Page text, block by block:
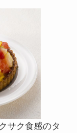
サク食感のタ